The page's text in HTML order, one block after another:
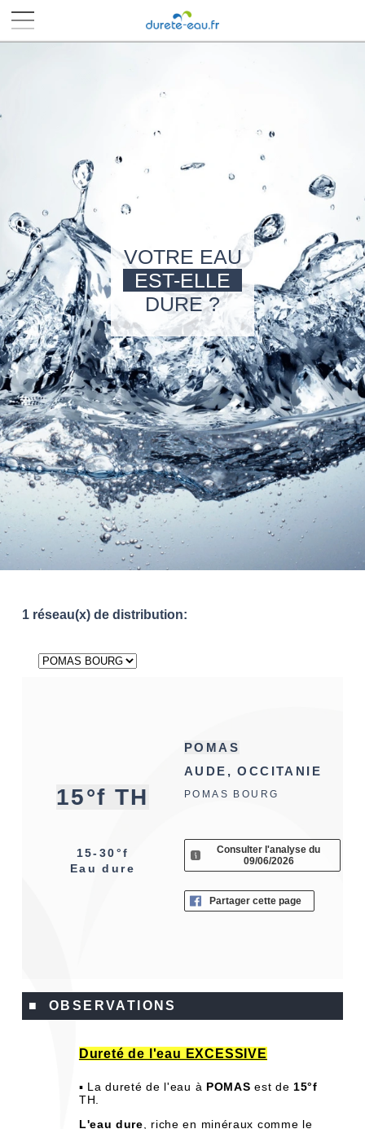
VOTRE EAU
EST-ELLE
DURE ?
1 réseau(x) de distribution:
15°f TH
15-30°f
Eau dure
POMAS
AUDE, OCCITANIE
POMAS BOURG
Consulter l'analyse du
09/06/2026
Partager cette page
■ OBSERVATIONS
Dureté de l'eau EXCESSIVE
▪ La dureté de l'eau à POMAS est de 15°f
TH.
L'eau dure , riche en minéraux comme le